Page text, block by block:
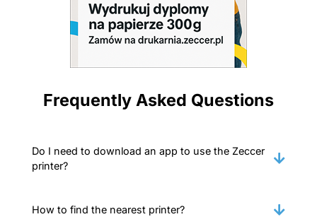
Frequently Asked Questions
Do I need to download an app to use the Zeccer
printer?
How to find the nearest printer?